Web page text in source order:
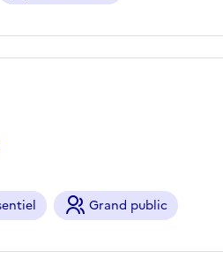
Grand public